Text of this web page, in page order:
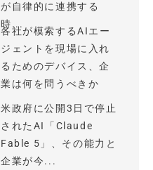
が自律的に連携する
時...
各社が模索するAIエー
ジェントを現場に入れ
るためのデバイス、企
業は何を問うべきか
米政府に公開3日で停止
されたAI「Claude
Fable 5」、その能力と
企業が今...